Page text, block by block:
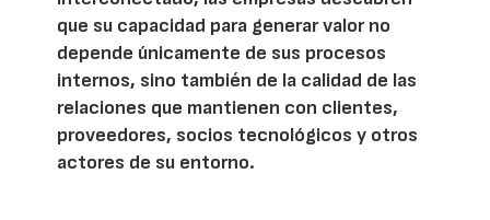
que su capacidad para generar valor no
depende únicamente de sus procesos
internos, sino también de la calidad de las
relaciones que mantienen con clientes,
proveedores, socios tecnológicos y otros
actores de su entorno.